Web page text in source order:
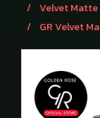
Velvet Matte
GR Velvet